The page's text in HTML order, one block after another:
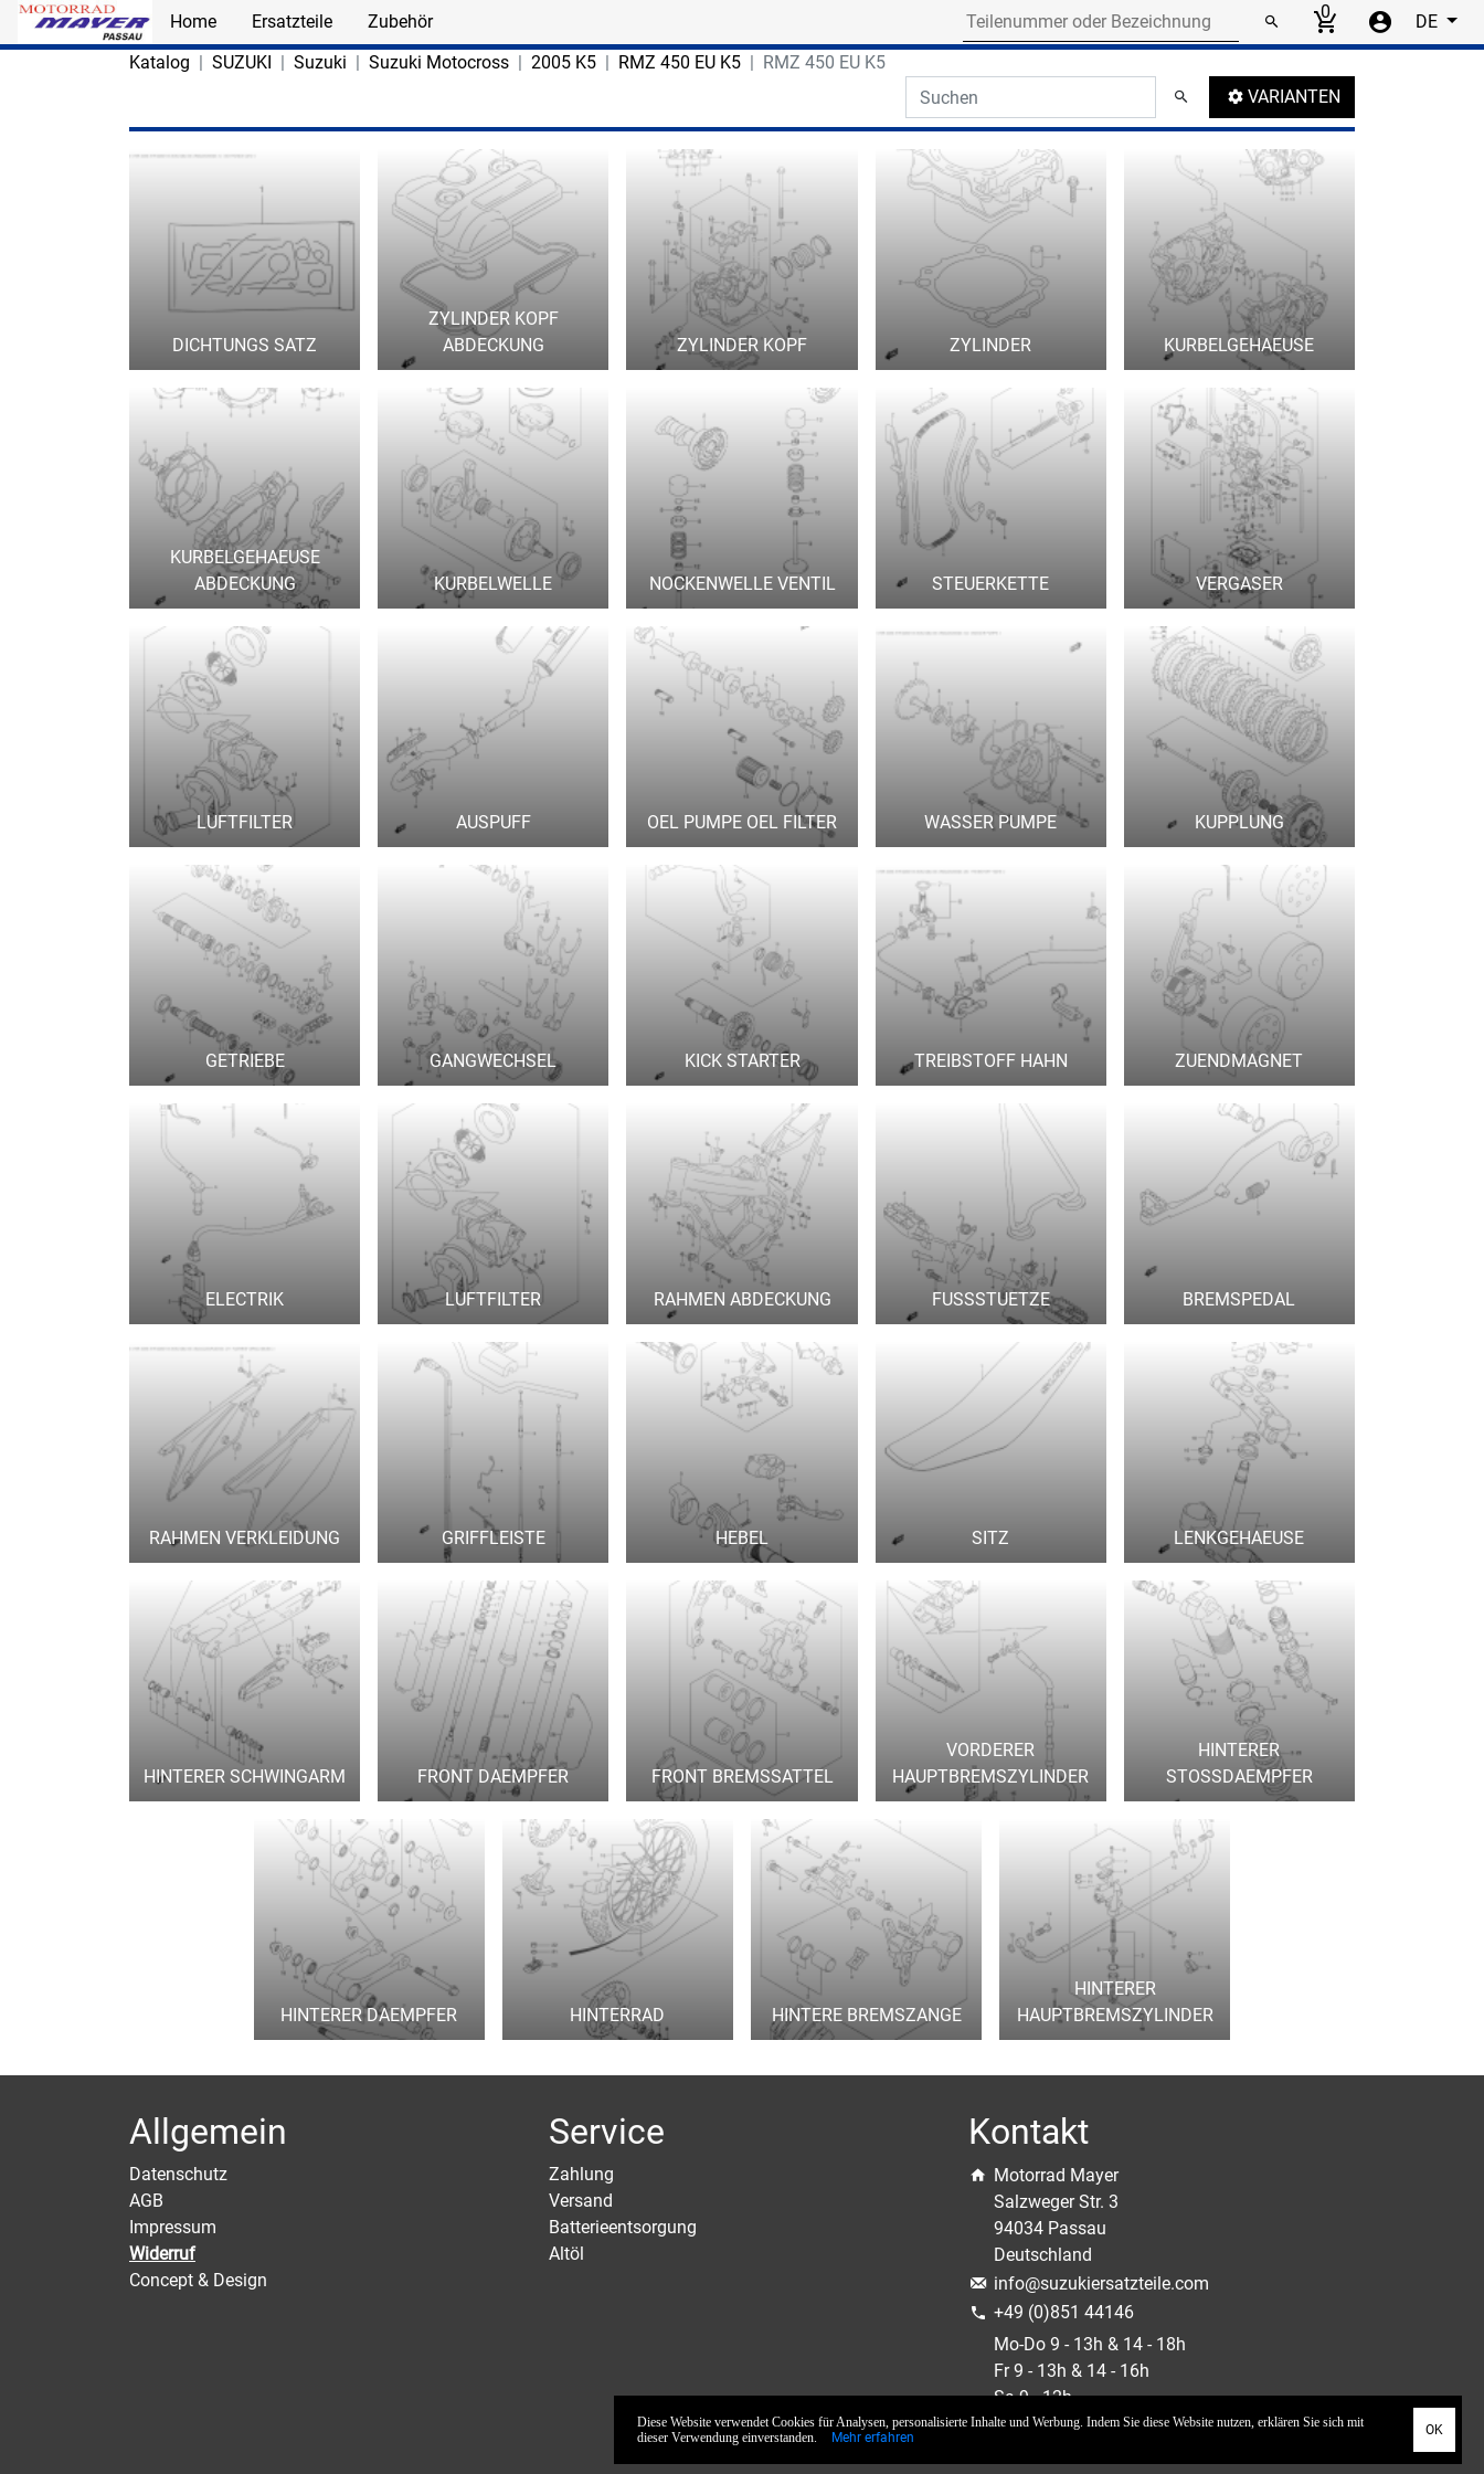
Skip to main content
Home Ersatzteile Zubehör 0
DE
Katalog
SUZUKI Suzuki Suzuki Motocross 2005 K5 RMZ 450 EU K5
RMZ 450 EU K5
Search thumbnails
VARIANTEN
DICHTUNGS SATZ
ZYLINDER KOPF
ABDECKUNG
ZYLINDER KOPF ZYLINDER KURBELGEHAEUSE
KURBELGEHAEUSE
ABDECKUNG
KURBELWELLE NOCKENWELLE VENTIL STEUERKETTE VERGASER
LUFTFILTER AUSPUFF OEL PUMPE OEL FILTER WASSER PUMPE KUPPLUNG
GETRIEBE GANGWECHSEL KICK STARTER TREIBSTOFF HAHN ZUENDMAGNET
ELECTRIK LUFTFILTER RAHMEN ABDECKUNG FUSSSTUETZE BREMSPEDAL
RAHMEN VERKLEIDUNG GRIFFLEISTE HEBEL SITZ LENKGEHAEUSE
HINTERER SCHWINGARM FRONT DAEMPFER FRONT BREMSSATTEL
VORDERER
HAUPTBREMSZYLINDER
HINTERER
STOSSDAEMPFER
HINTERER DAEMPFER HINTERRAD HINTERE BREMSZANGE
HINTERER
HAUPTBREMSZYLINDER
Allgemein
Datenschutz
AGB
Impressum
Widerruf
Concept & Design
Service
Zahlung
Versand
Batterieentsorgung
Altöl
Kontakt
Motorrad Mayer
Salzweger Str. 3
94034 Passau
Deutschland
info@suzukiersatzteile.com
phone +49 (0)851 44146
Mo-Do 9 - 13h & 14 - 18h
Fr9 - 13h & 14 - 16h
Sa9-12h
So geschlossen